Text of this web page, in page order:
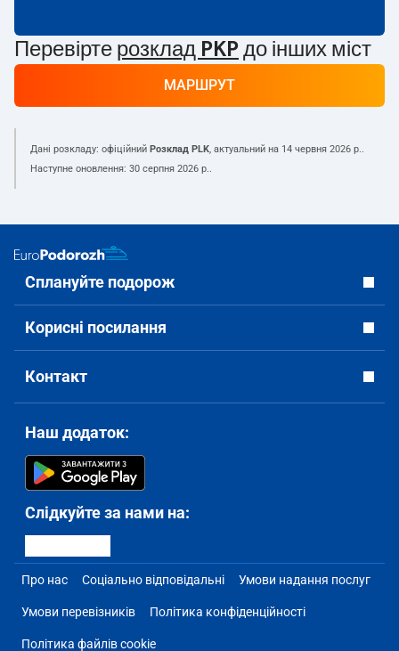
Перевірте розклад PKP до інших міст
МАРШРУТ
Дані розкладу: офіційний Розклад PLK, актуальний на 14 червня 2026 р..
Наступне оновлення: 30 серпня 2026 р..
Сплануйте подорож
Корисні посилання
Контакт
Наш додаток:
Слідкуйте за нами на:
Про нас Соціально відповідальні Умови надання послуг
Умови перевізників Політика конфіденційності
Політика файлів cookie